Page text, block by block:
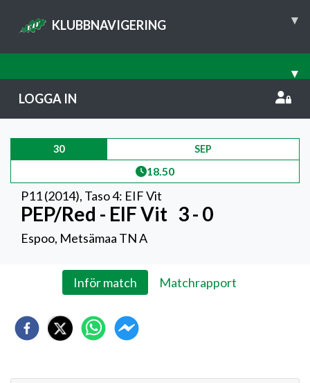
KLUBBNAVIGERING ▾
▾
LOGGA IN
30 SEP
18.50
P11 (2014), Taso 4: EIF Vit
PEP/Red - EIF Vit 3 - 0
Espoo, Metsämaa TN A
Inför match Matchrapport